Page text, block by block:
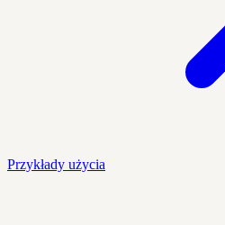
Przykłady użycia